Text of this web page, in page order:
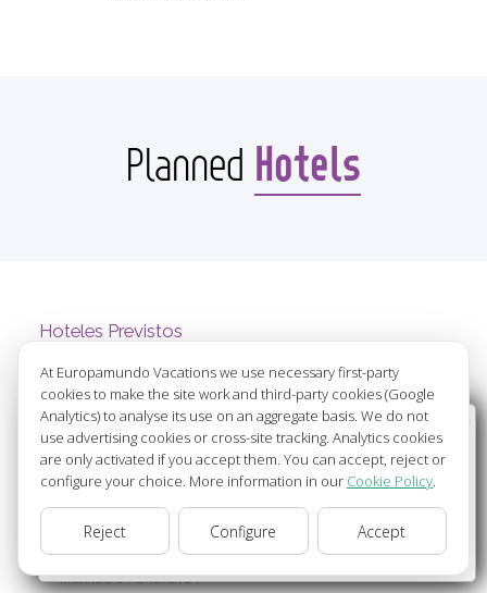
Planned Hotels
Hoteles Previstos
ERGIFE****
Т.: 666441
email: info@ergifepalacehotel.com
Largo Lorenzo Mossa, 8, 00165 Roma RM
00165 ROMA
ITALIA
ARAN PARK****
Т.: 651072135
email: aran.res@barcelo.com
RICARDDO FORSTER 24
Wellcome to Europamundo Vacations, your in the
international site of:
Bienvenido a Europamundo Vacaciones, está usted en el
sitio internacional de:
USA(en) change/cambiar
At Europamundo Vacations we use necessary first-party
cookies to make the site work and third-party cookies (Google
Analytics) to analyse its use on an aggregate basis. We do not
use advertising cookies or cross-site tracking. Analytics cookies
are only activated if you accept them. You can accept, reject or
configure your choice. More information in our Cookie Policy.
Reject Configure Accept